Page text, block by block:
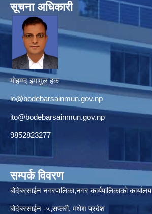
सूचना अधिकारी
मोहम्म्द इमामुल हक
io@bodebarsainmun.gov.np
ito@bodebarsainmun.gov.np
9852823277
सम्पर्क विवरण
बोदेबरसाईन नगरपालिका,नगर कार्यपालिकाको कार्यालय
बोदेबरसाईन -५,सप्तरी, मधेश प्रदेश